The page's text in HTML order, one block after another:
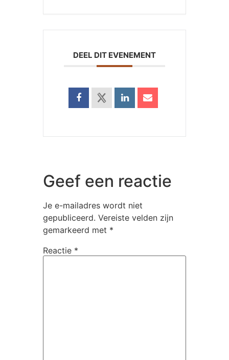
DEEL DIT EVENEMENT
Geef een reactie
Je e-mailadres wordt niet
gepubliceerd. Vereiste velden zijn
gemarkeerd met *
Reactie *